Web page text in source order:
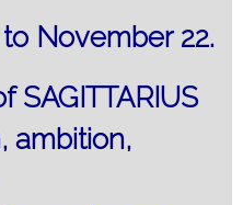
November 22.
SAGITTARIUS
ambition,